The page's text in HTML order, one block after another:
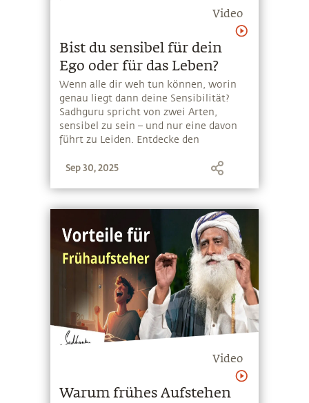
Video
Bist du sensibel für dein
Ego oder für das Leben?
Wenn alle dir weh tun können, worin
genau liegt dann deine Sensibilität?
Sadhguru spricht von zwei Arten,
sensibel zu sein – und nur eine davon
führt zu Leiden. Entdecke den
lebenssensibel
Sep 30, 2025
Video
Warum frühes Aufstehen